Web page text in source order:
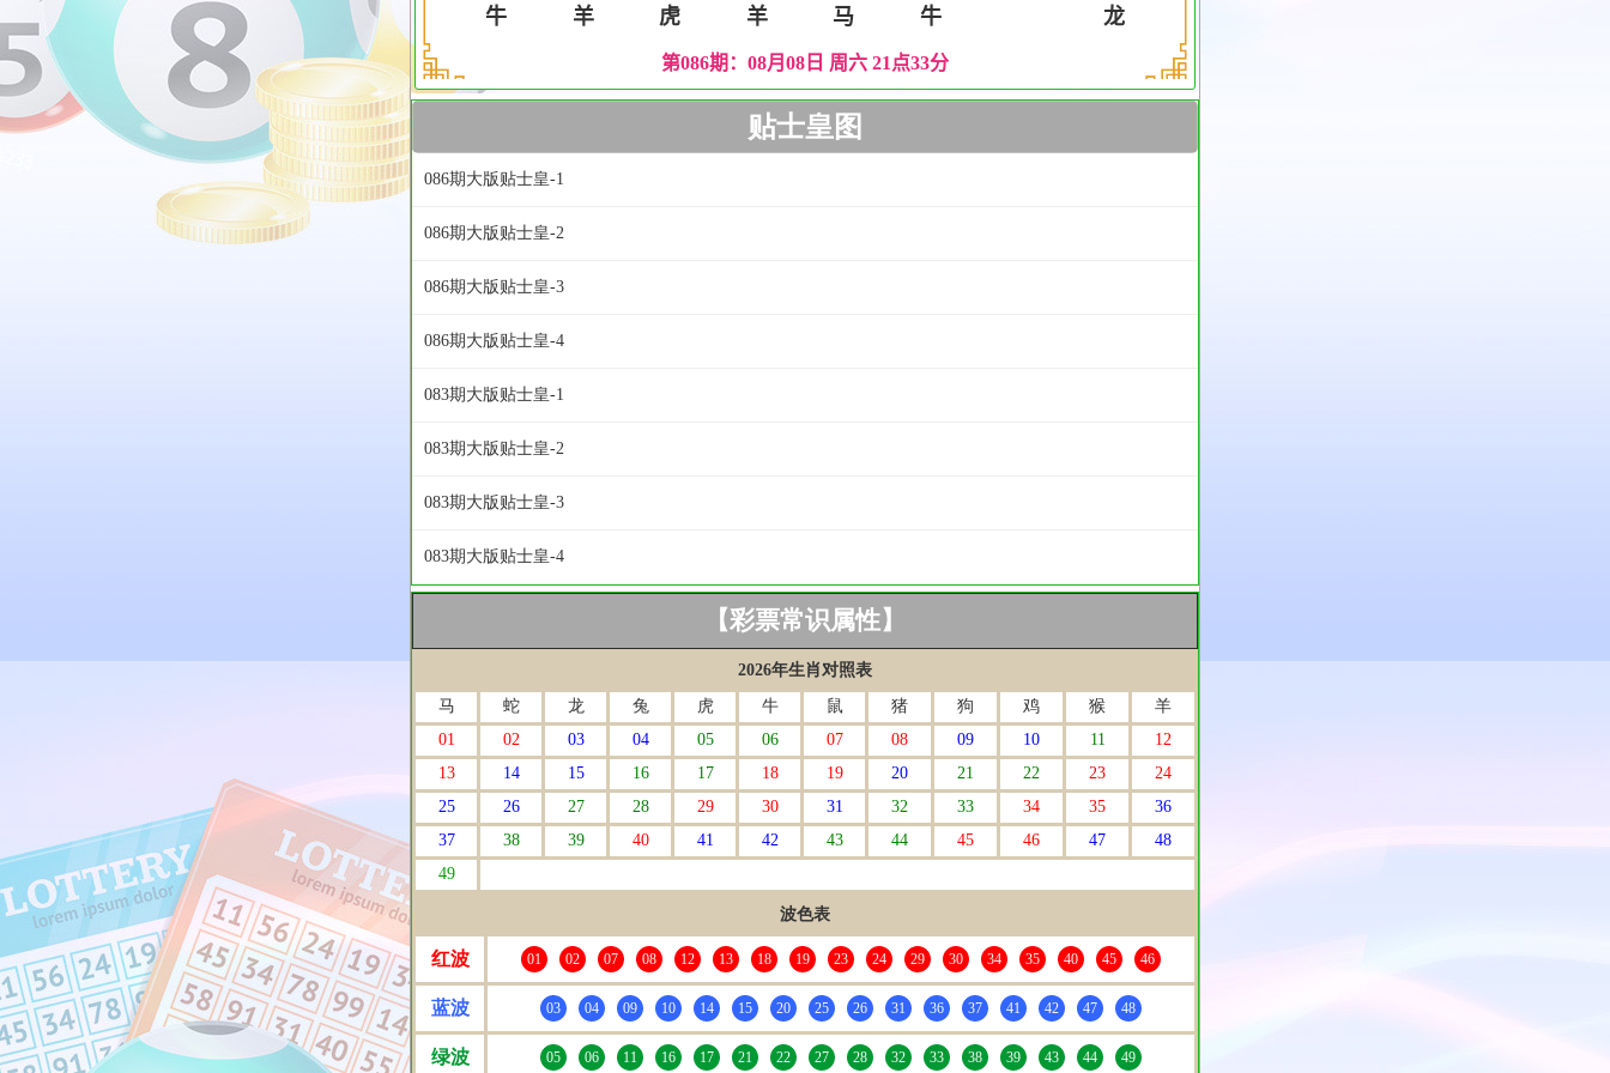
贴士皇图
086期大版贴士皇-1
086期大版贴士皇-2
086期大版贴士皇-3
086期大版贴士皇-4
083期大版贴士皇-1
083期大版贴士皇-2
083期大版贴士皇-3
083期大版贴士皇-4
【彩票常识属性】
2026年生肖对照表
马
蛇 龙 兔 虎 牛 鼠 猪 狗 鸡 猴
羊
01
02 03 04 05 06 07 08 09 10 11
12
13
14 15 16 17 18 19 20 21 22 23
24
25
26 27 28 29 30 31 32 33 34 35
36
37
38 39 40 41 42 43 44 45 46 47
48
49
波色表
红波 01 02 07 08 12 13 18 19 23 24 29 30 34 35 40 45 46
蓝波 03 04 09 10 14 15 20 25 26 31 36 37 41 42 47 48
绿波 05 06 11 16 17 21 22 27 28 32 33 38 39 43 44 49